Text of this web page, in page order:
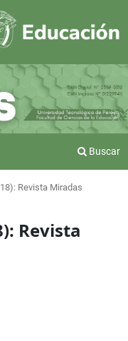
Buscar
Revista Miradas
Revista